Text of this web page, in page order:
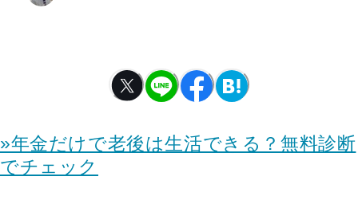
»年金だけで老後は生活できる？無料診断
でチェック